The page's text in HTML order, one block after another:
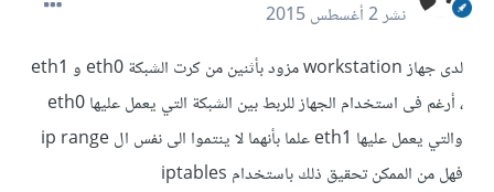
نشر2 أغسطس 2015
لدى جهاز workstation مزود بأثنين من كرت الشبكة eth0 و eth1
، أرغم فى استخدام الجهاز للربط بين الشبكة التي يعمل عليها eth0
والتي يعمل عليها eth1 علما بأنهما لا ينتموا الى نفس ال ip range
فهل من الممكن تحقيق ذلك باستخدام iptables